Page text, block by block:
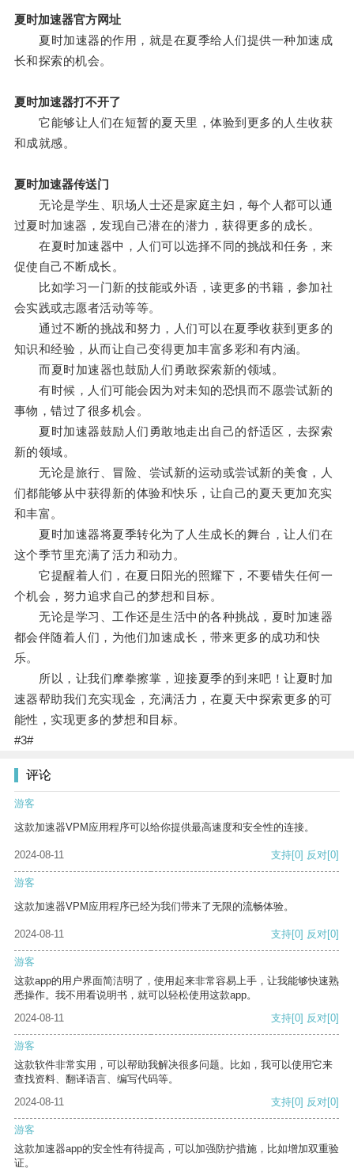
夏时加速器官方网址
夏时加速器的作用，就是在夏季给人们提供一种加速成
长和探索的机会。
夏时加速器打不开了
它能够让人们在短暂的夏天里，体验到更多的人生收获
和成就感。
夏时加速器传送门
无论是学生、职场人士还是家庭主妇，每个人都可以通
过夏时加速器，发现自己潜在的潜力，获得更多的成长。
在夏时加速器中，人们可以选择不同的挑战和任务，来
促使自己不断成长。
比如学习一门新的技能或外语，读更多的书籍，参加社
会实践或志愿者活动等等。
通过不断的挑战和努力，人们可以在夏季收获到更多的
知识和经验，从而让自己变得更加丰富多彩和有内涵。
而夏时加速器也鼓励人们勇敢探索新的领域。
有时候，人们可能会因为对未知的恐惧而不愿尝试新的
事物，错过了很多机会。
夏时加速器鼓励人们勇敢地走出自己的舒适区，去探索
新的领域。
无论是旅行、冒险、尝试新的运动或尝试新的美食，人
们都能够从中获得新的体验和快乐，让自己的夏天更加充实
和丰富。
夏时加速器将夏季转化为了人生成长的舞台，让人们在
这个季节里充满了活力和动力。
它提醒着人们，在夏日阳光的照耀下，不要错失任何一
个机会，努力追求自己的梦想和目标。
无论是学习、工作还是生活中的各种挑战，夏时加速器
都会伴随着人们，为他们加速成长，带来更多的成功和快
乐。
所以，让我们摩拳擦掌，迎接夏季的到来吧！让夏时加
速器帮助我们充实现金，充满活力，在夏天中探索更多的可
能性，实现更多的梦想和目标。
#3#
评论
游客
这款加速器VPM应用程序可以给你提供最高速度和安全性的连接。
2024-08-11 支持[0] 反对[0]
游客
这款加速器VPM应用程序已经为我们带来了无限的流畅体验。
2024-08-11 支持[0] 反对[0]
游客
这款app的用户界面简洁明了，使用起来非常容易上手，让我能够快速熟
悉操作。我不用看说明书，就可以轻松使用这款app。
2024-08-11
支持[0] 反对[0]
游客
这款软件非常实用，可以帮助我解决很多问题。比如，我可以使用它来
查找资料、翻译语言、编写代码等。
2024-08-11
支持[0] 反对[0]
游客
这款加速器app的安全性有待提高，可以加强防护措施，比如增加双重验
证。